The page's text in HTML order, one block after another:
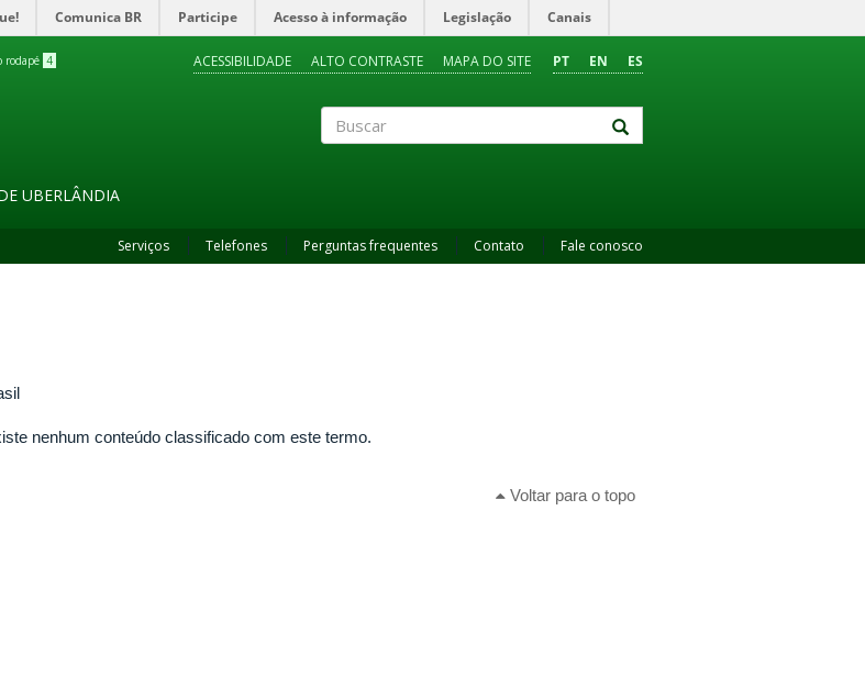
Comunica BR Participe Acesso à informação Legislação Canais
rodapé 4 PT EN ES
ACESSIBILIDADE ALTO CONTRASTE MAPA DO SITE
UBERLÂNDIA
Serviços Telefones Perguntas frequentes Contato Fale conosco
nenhum conteúdo classificado com este termo.
Voltar para o topo